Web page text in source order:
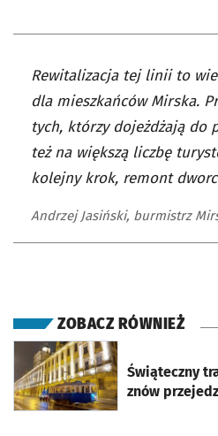
Rewitalizacja tej linii to
dla mieszkańców Mirska.
tych, którzy dojeżdżają do
też na większą liczbę
kolejny krok, remont
Andrzej Jasiński, burmistrz
ZOBACZ RÓWNIEŻ
Świąteczny
znów
otworzy się w nowej karcie